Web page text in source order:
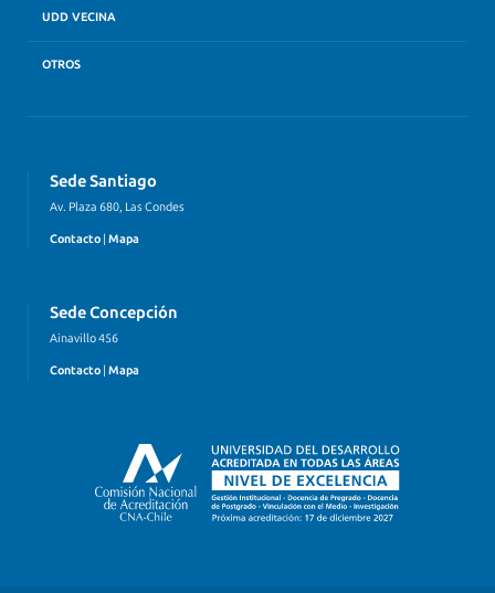
UDD VECINA
OTROS
Sede Santiago
Av. Plaza 680, Las Condes
Contacto Mapa
Sede Concepción
Ainavillo 456
Contacto | Mapa